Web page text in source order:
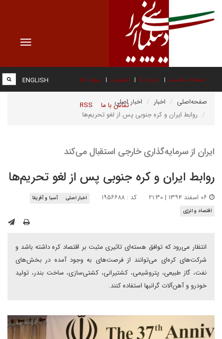
Toggle
صفحه نخست درباره ما عضویت پیوند ها
تماس با ما RSS
ENGLISH
صفحه‌اصلی اخبار
اخبار اصلی
روابط ایران و کره جنوبی پس از لغو تحریم‌ها
ایران از سرمایه‌گذاری خارجی استقبال می‌کند
روابط ایران و کره جنوبی پس از لغو تحریم‌ها
کد : ۱۹۵۶۶۸۸ اخبار اصلی
آسیا و آفریقا
اقتصاد و انرژی
انتظار می‌رود که توافق هسته‌ای تاثیری مثبت بر اقتصاد کره داشته باشد و
شرکت‌های کره‌ای می‌توانند از فرصت‌های به وجود آمده در بخش‌های
نفت، گاز طبیعی، پتروشیمی، کشتیرانی، کشتی‌سازی، ساخت بندر، تولید
خودرو و آهن‌آلات گرانبها استفاده کنند.